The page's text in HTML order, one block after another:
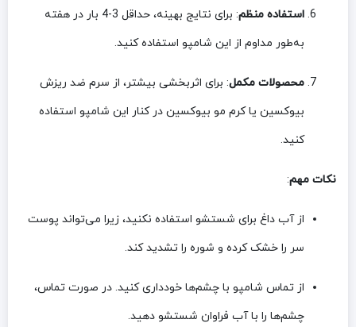
استفاده منظم
: برای نتایج بهینه، حداقل 3-4 بار در هفته
به‌طور مداوم از این شامپو استفاده کنید.
محصولات مکمل: برای اثربخشی بیشتر، از سرم ضد ریزش
بیوکسین یا کرم مو بیوکسین در کنار این شامپو استفاده
کنید.
نکات مهم:
از آب داغ برای شستشو استفاده نکنید، زیرا می‌تواند پوست
سر را خشک کرده و شوره را تشدید کند.
از تماس شامپو با چشم‌ها خودداری کنید. در صورت تماس،
چشم‌ها را با آب فراوان شستشو دهید.